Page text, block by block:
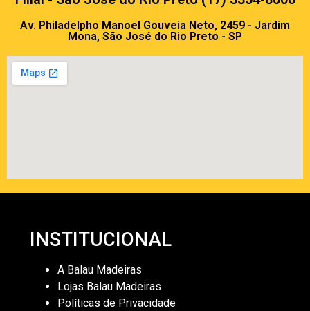
Av. Philadelpho Manoel Gouveia Neto, 2459 - Jardim
Mona, São José do Rio Preto - SP
INSTITUCIONAL
A Balau Madeiras
Lojas Balau Madeiras
Políticas de Privacidade